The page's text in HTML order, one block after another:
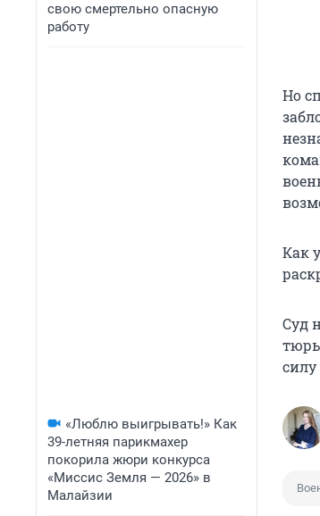
свою смертельно опасную
работу
«Люблю выигрывать!» Как
39-летняя парикмахер
покорила жюри конкурса
«Миссис Земля — 2026» в
Малайзии
Но
Как
Суд
силу